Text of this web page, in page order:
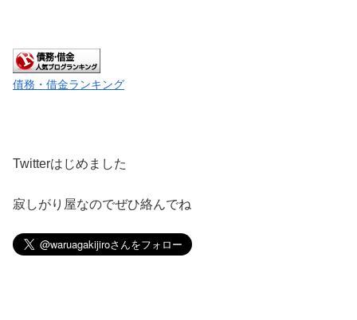
債務・借金ランキング
Twitterはじめました
寂しがり屋なのでぜひ絡んでね